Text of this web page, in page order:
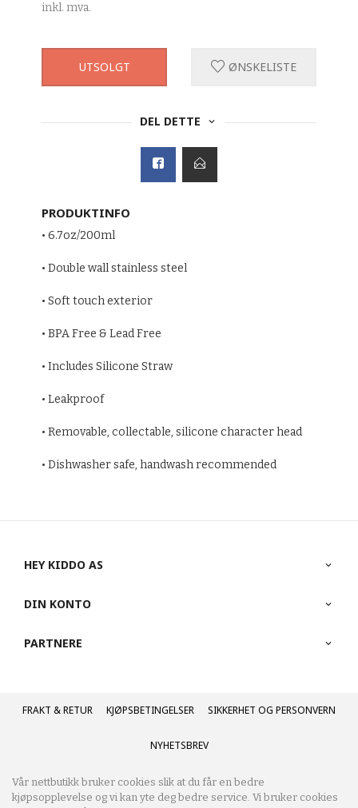
inkl. mva.
UTSOLGT ØNSKELISTE
DEL DETTE
PRODUKTINFO
• 6.7oz/200ml
• Double wall stainless steel
• Soft touch exterior
• BPA Free & Lead Free
• Includes Silicone Straw
• Leakproof
• Removable, collectable, silicone character head
• Dishwasher safe, handwash recommended
HEY KIDDO AS
DIN KONTO
PARTNERE
FRAKT KJØPSBETINGELSER SIKKERHET OG PERSONVERN
NYHETSBREV
Vår nettbutikk bruker cookies slik at du får en bedre
kjøpsopplevelse og vi kan yte deg bedre service. Vi bruker cookies